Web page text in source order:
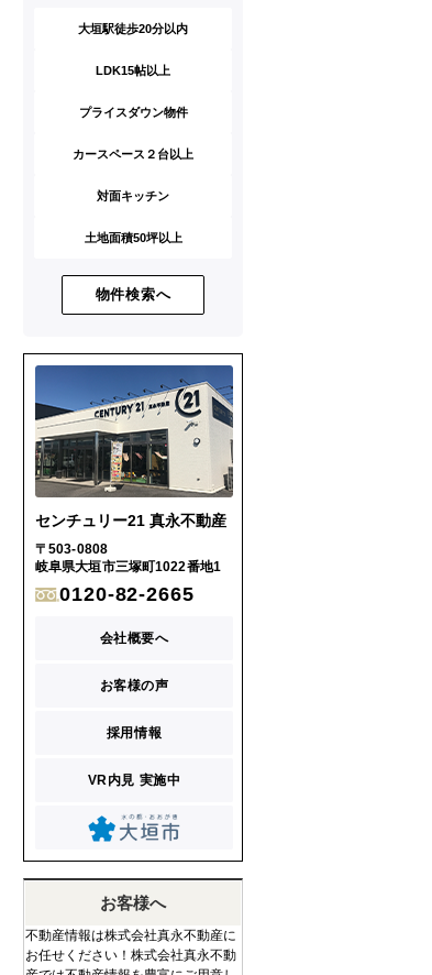
大垣駅徒歩20分以内
LDK15帖以上
プライスダウン物件
カースペース２台以上
対面キッチン
土地面積50坪以上
物件検索へ
センチュリー21 真永不動産
〒503-0808
岐阜県大垣市三塚町1022番地1
0120-82-2665
会社概要へ
お客様の声
採用情報
VR内見 実施中
お客様へ
不動産情報は株式会社真永不動産に
お任せください！株式会社真永不動